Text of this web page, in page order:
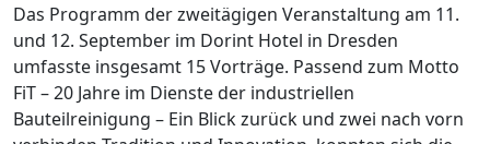
Das Programm der zweitägigen Veranstaltung am 11.
und 12. September im Dorint Hotel in Dresden
umfasste insgesamt 15 Vorträge. Passend zum Motto
FiT – 20 Jahre im Dienste der industriellen
Bauteilreinigung – Ein Blick zurück und zwei nach vorn